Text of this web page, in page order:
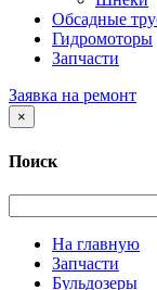
Обсадные
Гидромоторы
Запчасти
Заявка на ремонт
×
Поиск
На главную
Запчасти
Бульдозеры